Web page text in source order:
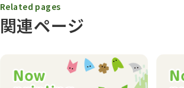
動物園その他
関連ページ
Related pages